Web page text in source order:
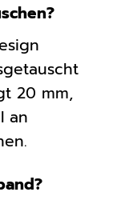
20 mm,
an